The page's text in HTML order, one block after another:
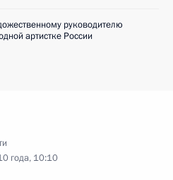
руководителю
артистке России
года, 10:10